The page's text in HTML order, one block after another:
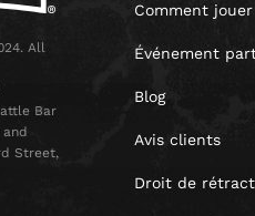
games Jeux de
Anniversaire
Team
Chèque
cadeau
All
Bar
Street,
Comment jouer
Événement
Blog
Avis clients
Droit de